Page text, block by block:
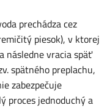
prechádza cez
piesok), v ktorej
následne vracia späť
spätného preplachu,
zabezpečuje
proces jednoduchý a